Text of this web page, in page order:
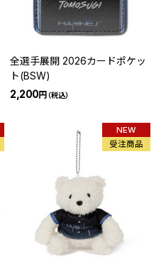
全選手展開 2026カードポケッ
ト(BSW)
2,200円（税込）
NEW
受注商品